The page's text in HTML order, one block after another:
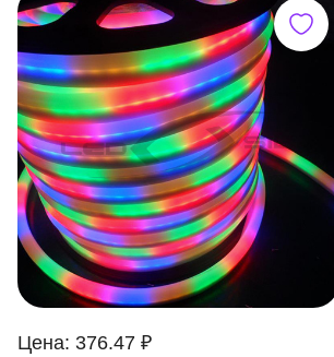
Цена: 376.47 ₽